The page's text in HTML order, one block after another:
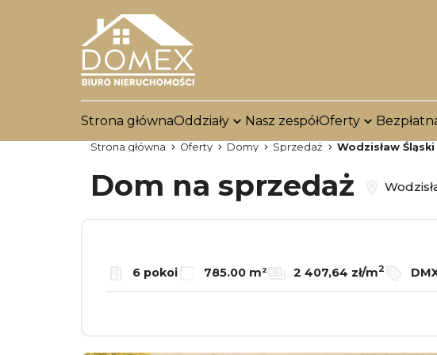
Strona głównaOddziały Nasz zespółOferty
Strona główna Oferty Domy Sprzedaż Wodzisław Śląski
Dom na sprzedaż
6 pokoi 785.00 m² 2 407,64 zł/m2